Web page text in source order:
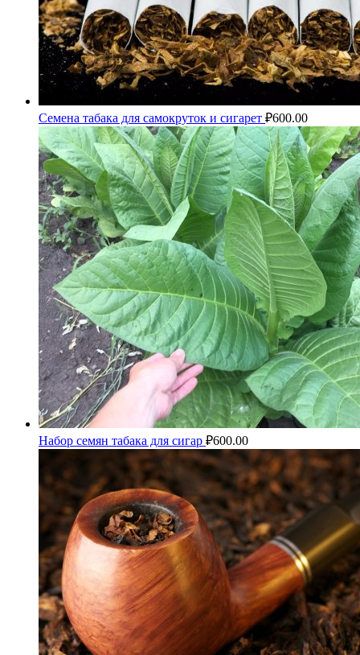
Семена табака для самокруток и сигарет ₽600.00
Набор семян табака для сигар ₽600.00